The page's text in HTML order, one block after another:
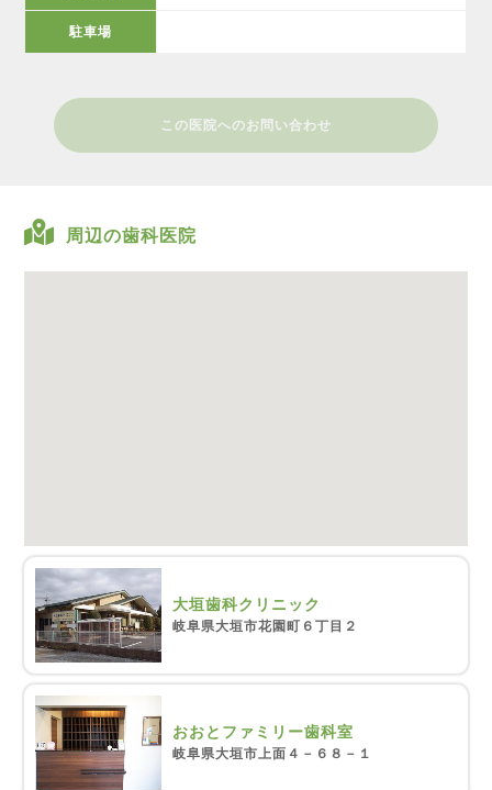
駐車場
この医院へのお問い合わせ
周辺の歯科医院
大垣歯科クリニック
岐阜県大垣市花園町６丁目２
おおとファミリー歯科室
岐阜県大垣市上面４－６８－１